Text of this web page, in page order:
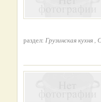
раздел: Грузинская кухня